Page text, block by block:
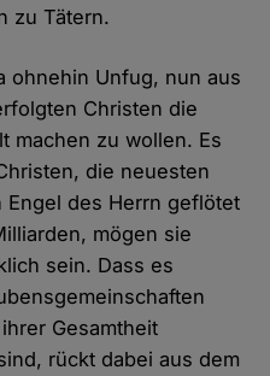
zu Tätern.
ohnehin Unfug, nun aus
Christen die
machen zu wollen. Es
die neuesten
Engel des Herrn geflötet
mögen sie
sein. Dass es
Gesamtheit
rückt dabei aus dem